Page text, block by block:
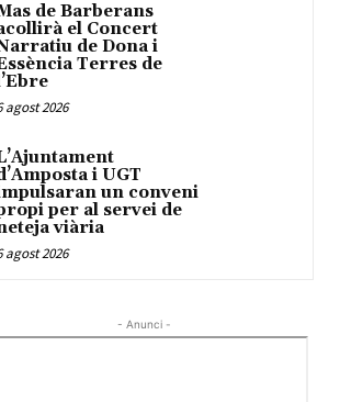
de Barberans
el Concert
de Dona i
Terres de
agost 2026
i UGT
un conveni
per al servei de
viària
agost 2026
- Anunci -